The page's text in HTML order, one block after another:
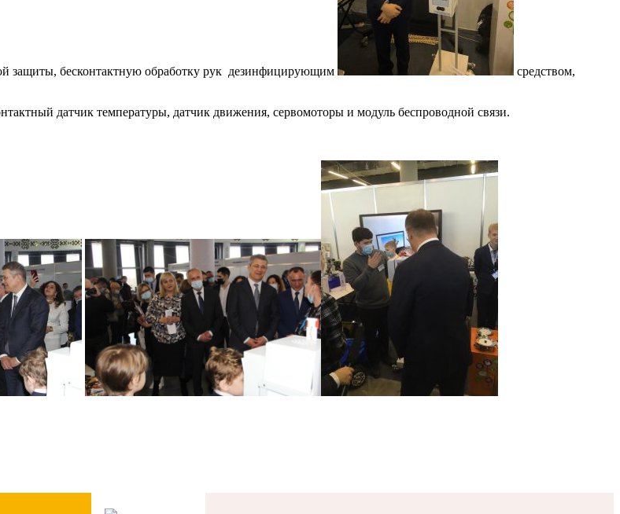
защиты, бесконтактную обработку рук дезинфицирующим
средством,
датчик температуры, датчик движения, сервомоторы и модуль беспроводной связи.